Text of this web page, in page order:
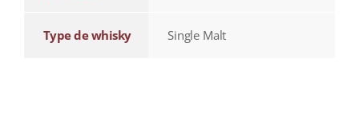
Type de whisky Single Malt